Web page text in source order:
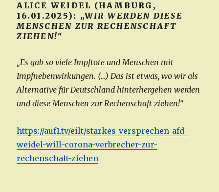
ALICE WEIDEL (HAMBURG,
16.01.2025): „WIR WERDEN DIESE
MENSCHEN ZUR RECHENSCHAFT
ZIEHEN!“
„Es gab so viele Impftote und Menschen mit
Impfnebenwirkungen. (…) Das ist etwas, wo wir als
Alternative für Deutschland hinterhergehen werden
und diese Menschen zur Rechenschaft ziehen!“
https://auf1.tv/eilt/starkes-versprechen-afd-
weidel-will-corona-verbrecher-zur-
rechenschaft-ziehen